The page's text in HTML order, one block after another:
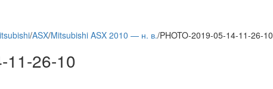
/ASX/Mitsubishi ASX 2010 — н. в./PHOTO-2019-05-14-11-26-10
11-26-10